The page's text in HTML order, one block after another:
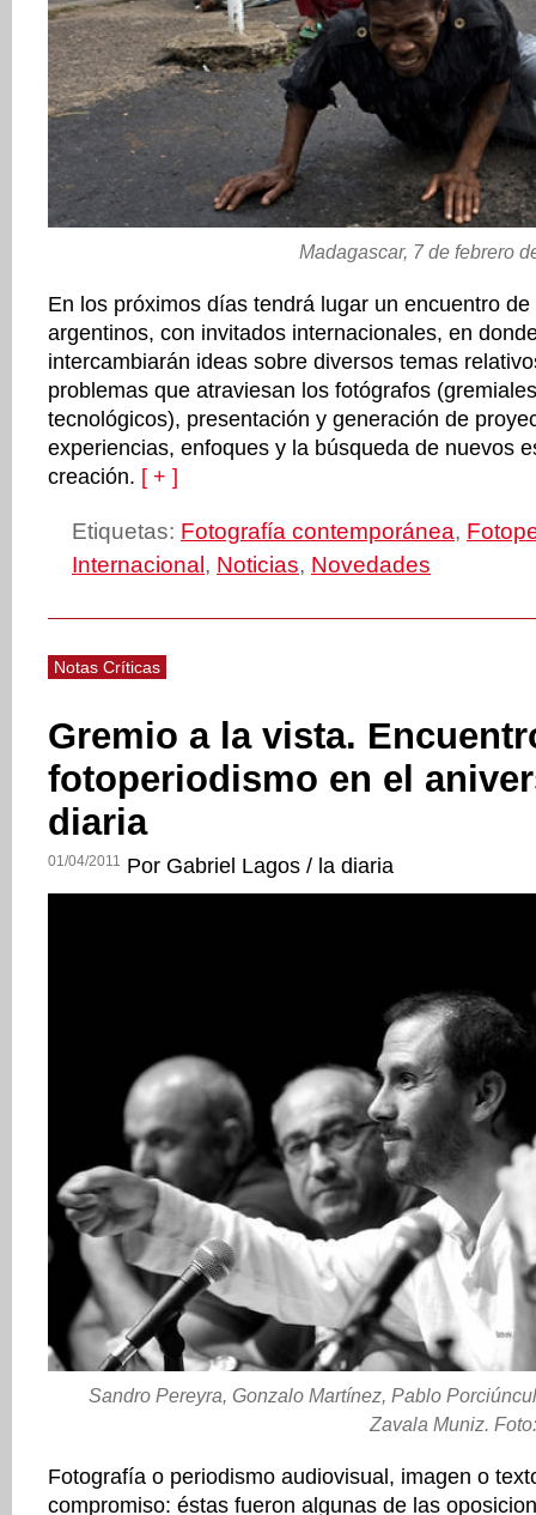
Madagascar, 7 de febrero
En los próximos días tendrá lugar un encuentro
argentinos, con invitados internacionales, en
intercambiarán ideas sobre diversos temas
problemas que atraviesan los fotógrafos
tecnológicos), presentación y generación de
experiencias, enfoques y la búsqueda de nuevos
creación. [ + ]
Etiquetas: Fotografía contemporánea,
Internacional , Noticias, Novedades
Notas Críticas
Gremio a la vista.
fotoperiodismo en el
diaria
01/04/2011 Por Gabriel Lagos / la diaria
Sandro Pereyra, Gonzalo Martínez, Pablo
Zavala Muniz.
Fotografía o periodismo audiovisual, imagen o
compromiso: éstas fueron algunas de las